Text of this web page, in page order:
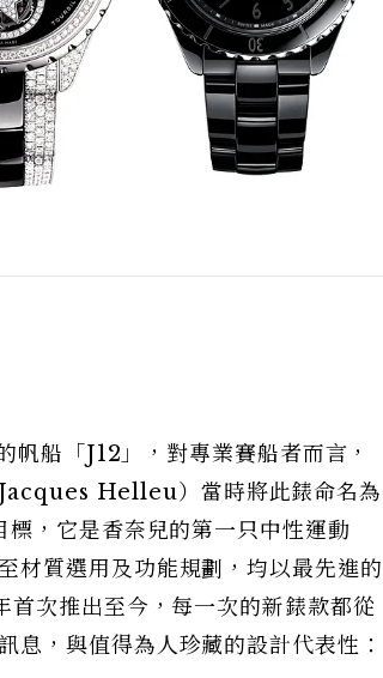
船「J12」，對專業賽船者而言，
Helleu）當時將此錶命名為
，它是香奈兒的第一只中性運動
材質選用及功能規劃，均以最先進的
次推出至今，每一次的新錶款都從
息，與值得為人珍藏的設計代表性：